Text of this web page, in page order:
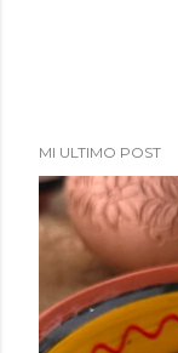
MI ULTIMO POST